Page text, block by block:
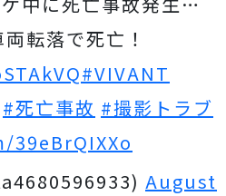
転落で死亡！
#VIVANT
#死亡事故 #撮影トラブ
August